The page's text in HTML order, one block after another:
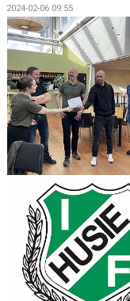
SHOPEN
MEDLEMSRABATTER
MEDLEMSAVGIFTER
DOMARE
NYHETER
2024-02-06 09:55